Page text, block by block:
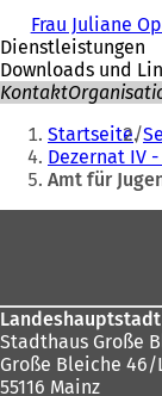
Frau Juliane
Dienstleistungen
Downloads und
Kontakt
Sie
befinden
sich
hier:
Startseite
Dezernat IV
Amt für
Stadthaus Große
Große Bleiche 46/
55116 Mainz